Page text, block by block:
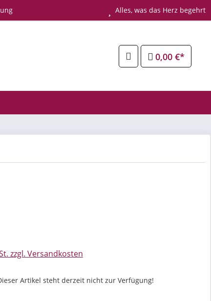
Alles, was das Herz begehrt
0,00 €*
zzgl. Versandkosten
Artikel steht derzeit nicht zur Verfügung!